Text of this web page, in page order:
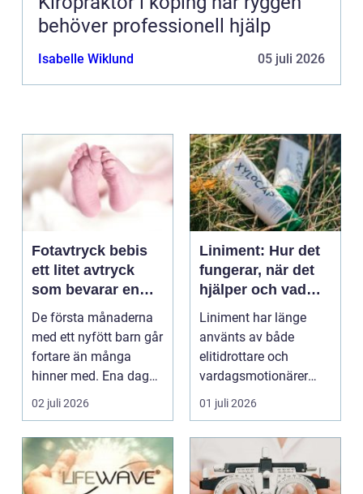
behöver professionell hjälp
Isabelle Wiklund 05 juli 2026
Fotavtryck bebis
ett litet avtryck
som bevarar en
stor stund
De första månaderna
med ett nyfött barn går
fortare än många
hinner med. Ena dagen
ryms hela foten i...
02 juli 2026
Liniment: Hur det
fungerar, när det
hjälper och vad
man bör tänka på
Liniment har länge
använts av både
elitidrottare och
vardagsmotionärer
för...
01 juli 2026